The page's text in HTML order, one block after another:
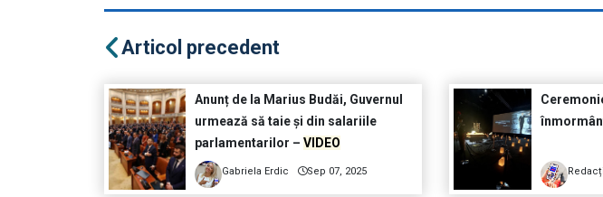
Articol precedent
Anunț de la Marius Budăi, Guvernul
urmează să taie și din salariile
parlamentarilor –VIDEO
Gabriela Erdic Sep 07, 2025